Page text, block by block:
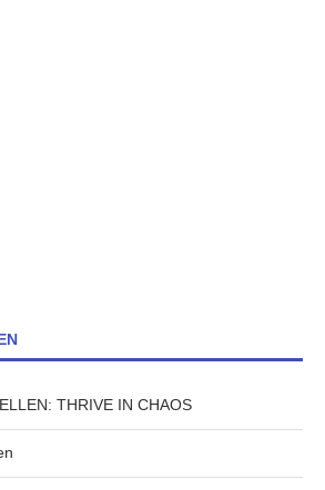
THRIVE IN CHAOS